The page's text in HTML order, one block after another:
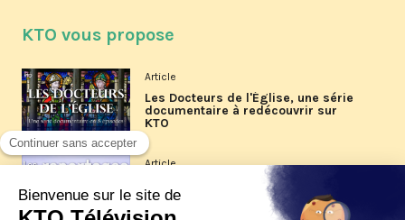
KTO vous propose
Article
Les Docteurs de l'Église, une série
documentaire à redécouvrir sur
KTO
Article
Les reportages d'été 2026 de KTO